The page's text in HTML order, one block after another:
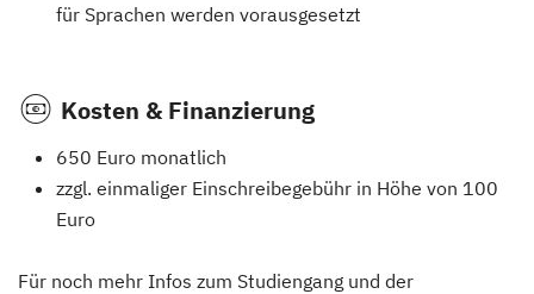
für Sprachen werden vorausgesetzt
Kosten & Finanzierung
650 Euro monatlich
zzgl. einmaliger Einschreibegebühr in Höhe von 100
Euro
Für noch mehr Infos zum Studiengang und der